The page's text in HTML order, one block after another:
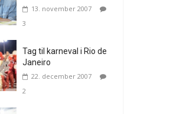
13. november 2007
3
Tag til karneval i Rio de
Janeiro
22. december 2007
2